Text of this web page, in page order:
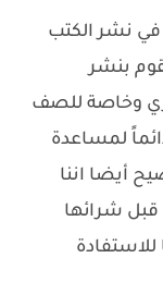
نشر الكتب
بنشر
وخاصة للصف
لمساعدة
أيضا اننا
شرائها